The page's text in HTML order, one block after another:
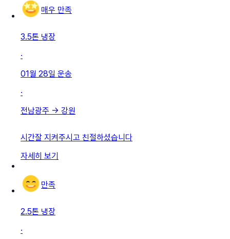
매우 만족
3.5톤 냉장
·
01월 28일 운송
·
전남광주 → 강원
시간잘 지켜주시고 친절하셨습니다
자세히 보기
만족
2.5톤 냉장
·